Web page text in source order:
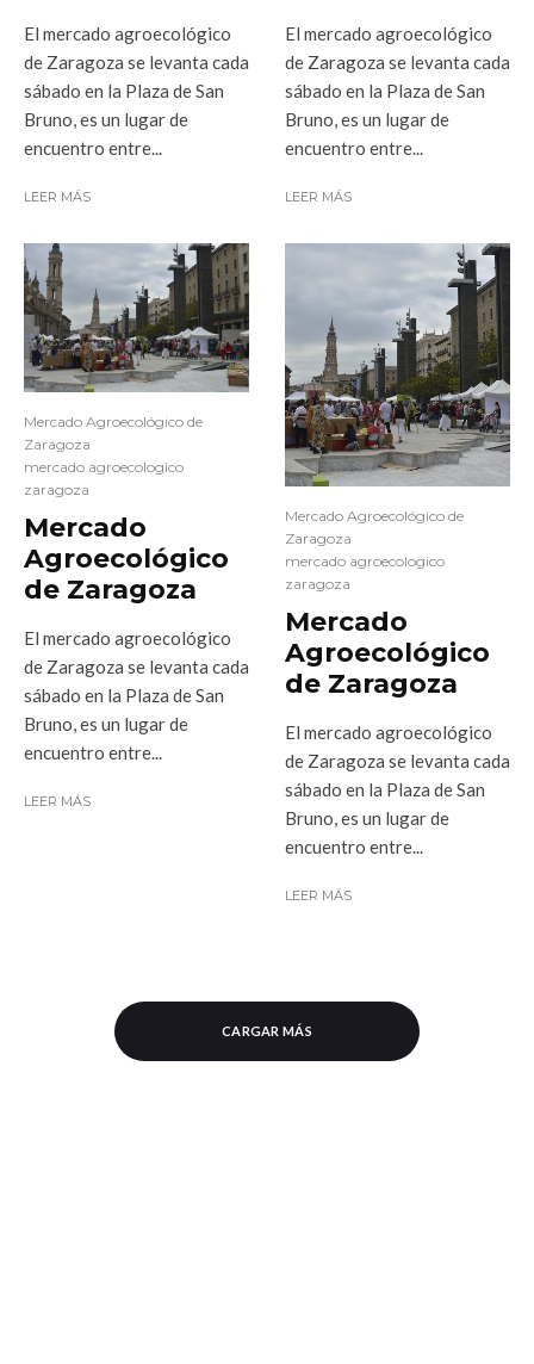
El mercado agroecológico
de Zaragoza se levanta cada
sábado en la Plaza de San
Bruno, es un lugar de
encuentro entre...
LEER MÁS
Mercado Agroecológico de
Zaragoza
mercado agroecologico
zaragoza
Mercado
Agroecológico
de Zaragoza
El mercado agroecológico
de Zaragoza se levanta cada
sábado en la Plaza de San
Bruno, es un lugar de
encuentro entre...
LEER MÁS
El mercado agroecológico
de Zaragoza se levanta cada
sábado en la Plaza de San
Bruno, es un lugar de
encuentro entre...
LEER MÁS
Mercado Agroecológico de
Zaragoza
mercado agroecologico
zaragoza
Mercado
Agroecológico
de Zaragoza
El mercado agroecológico
de Zaragoza se levanta cada
sábado en la Plaza de San
Bruno, es un lugar de
encuentro entre...
LEER MÁS
CARGAR MÁS